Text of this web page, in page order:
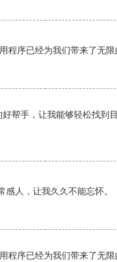
程序已经为我们带来了无限
帮手，让我能够轻松找到
感人，让我久久不能忘怀。
程序已经为我们带来了无